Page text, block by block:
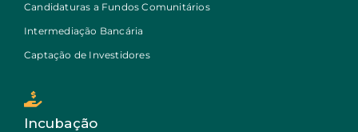
Candidaturas a Fundos Comunitários
Intermediação Bancária
Captação de Investidores
Incubação